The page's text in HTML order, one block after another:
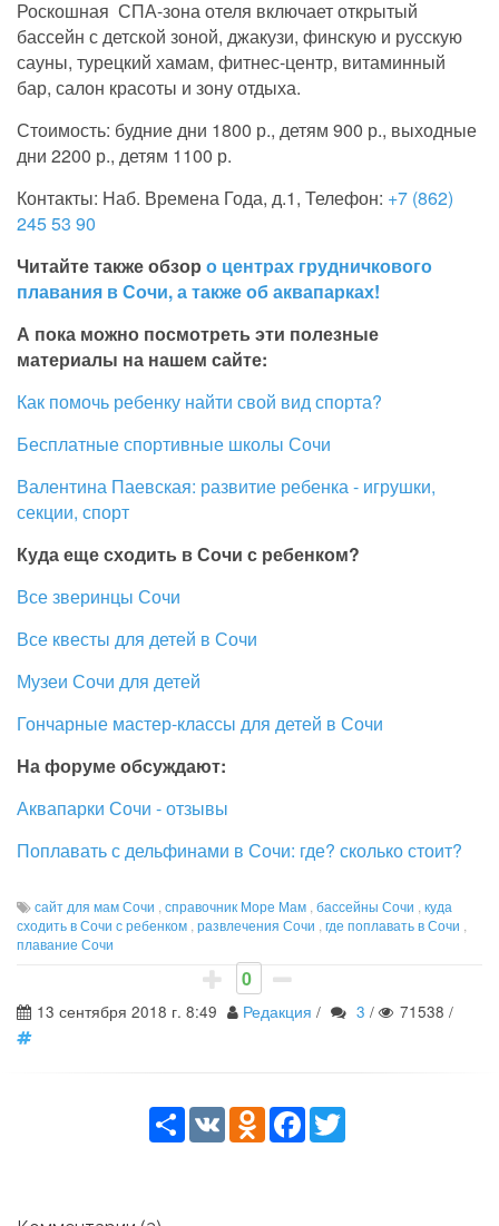
Роскошная СПА-зона отеля включает открытый
бассейн с детской зоной, джакузи, финскую и русскую
сауны, турецкий хамам, фитнес-центр, витаминный
бар, салон красоты и зону отдыха.
Стоимость: будние дни 1800 р., детям 900 р., выходные
дни 2200 р., детям 1100 р.
Контакты: Наб. Времена Года, д.1, Телефон: +7 (862)
245 53 90
Читайте также обзор о центрах грудничкового
плавания в Сочи, а также об аквапарках!
А пока можно посмотреть эти полезные
материалы на нашем сайте:
Как помочь ребенку найти свой вид спорта?
Бесплатные спортивные школы Сочи
Валентина Паевская: развитие ребенка - игрушки,
секции, спорт
Куда еще сходить в Сочи с ребенком?
Все зверинцы Сочи
Все квесты для детей в Сочи
Музеи Сочи для детей
Гончарные мастер-классы для детей в Сочи
На форуме обсуждают:
Аквапарки Сочи - отзывы
Поплавать с дельфинами в Сочи: где? сколько стоит?
сайт для мам Сочи ,справочник Море Мам ,бассейны Сочи ,куда
сходить в Сочи с ребенком ,развлечения Сочи ,где поплавать в Сочи ,
плавание Сочи
0
13 сентября 2018 г. 8:49 Редакция / 3 / 71538 /
ShareVK Odnoklassniki
Facebook
Twitter